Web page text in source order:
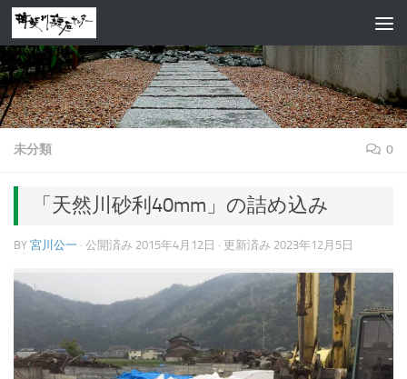
コンテンツへスキップ
未分類 0
「天然川砂利40mm」の詰め込み
BY 宮川公一 · 公開済み 2015年4月12日 · 更新済み 2023年12月5日